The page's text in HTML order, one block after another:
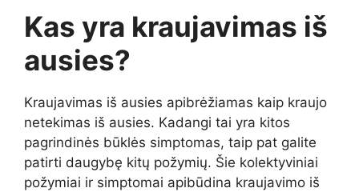
Kas yra kraujavimas iš
ausies?
Kraujavimas iš ausies apibrėžiamas kaip kraujo
netekimas iš ausies. Kadangi tai yra kitos
pagrindinės būklės simptomas, taip pat galite
patirti daugybę kitų požymių. Šie kolektyviniai
požymiai ir simptomai apibūdina kraujavimo iš